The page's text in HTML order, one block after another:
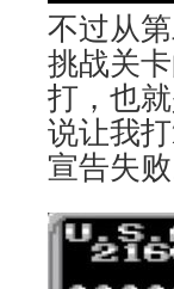
不过从
挑战关
打，也
说让我
宣告失败